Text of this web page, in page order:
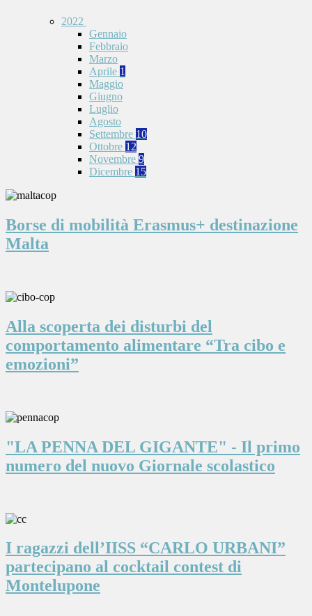
2022
Gennaio
Febbraio
Marzo
Aprile 1
Maggio
Giugno
Luglio
Agosto
Settembre 10
Ottobre 12
Novembre 9
Dicembre 15
Borse di mobilità Erasmus+ destinazione
Malta
Alla scoperta dei disturbi del
comportamento alimentare “Tra cibo e
emozioni”
"LA PENNA DEL GIGANTE" - Il primo
numero del nuovo Giornale scolastico
I ragazzi dell’IISS “CARLO URBANI”
partecipano al cocktail contest di
Montelupone